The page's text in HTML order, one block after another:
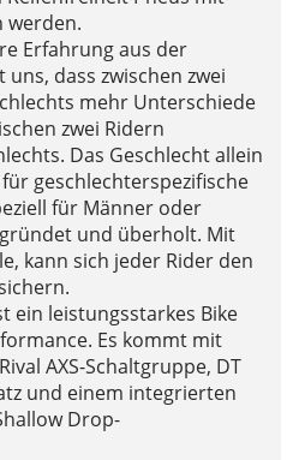
werden.
Erfahrung aus der
dass zwischen zwei
mehr Unterschiede
zwei Ridern
Das Geschlecht allein
geschlechterspezifische
für Männer oder
und überholt. Mit
kann sich jeder Rider den
ein leistungsstarkes Bike
Es kommt mit
AXS-Schaltgruppe, DT
und einem integrierten
Drop-